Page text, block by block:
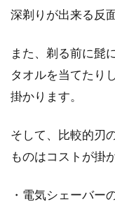
深剃りが出来る反
また、剃る前に髭
タオルを当てたり
掛かります。
そして、比較的刃
ものはコストが掛
・電気シェーバー